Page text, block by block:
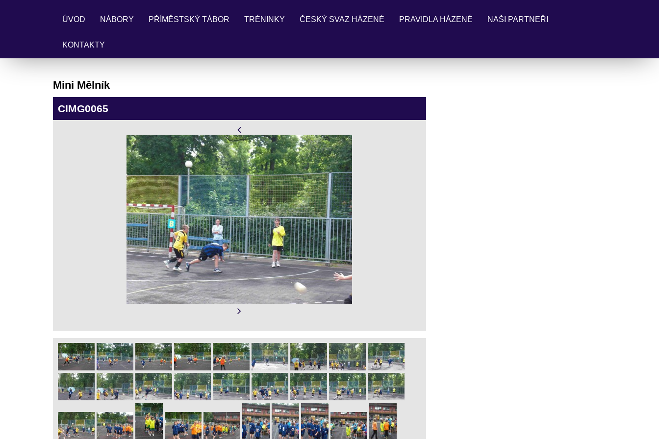
ÚVOD NÁBORY PŘÍMĚSTSKÝ TÁBOR TRÉNINKY ČESKÝ SVAZ HÁZENÉ PRAVIDLA HÁZENÉ NAŠI PARTNEŘI
KONTAKTY
Mini Mělník
CIMG0065